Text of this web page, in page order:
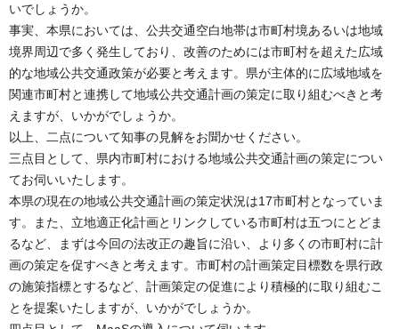
いでしょうか。
事実、本県においては、公共交通空白地帯は市町村境あるいは地域
境界周辺で多く発生しており、改善のためには市町村を超えた広域
的な地域公共交通政策が必要と考えます。県が主体的に広域地域を
関連市町村と連携して地域公共交通計画の策定に取り組むべきと考
えますが、いかがでしょうか。
以上、二点について知事の見解をお聞かせください。
三点目として、県内市町村における地域公共交通計画の策定につい
てお伺いいたします。
本県の現在の地域公共交通計画の策定状況は17市町村となっていま
す。また、立地適正化計画とリンクしている市町村は五つにとどま
るなど、まずは今回の法改正の趣旨に沿い、より多くの市町村に計
画の策定を促すべきと考えます。市町村の計画策定目標数を県行政
の施策指標とするなど、計画策定の促進により積極的に取り組むこ
とを提案いたしますが、いかがでしょうか。